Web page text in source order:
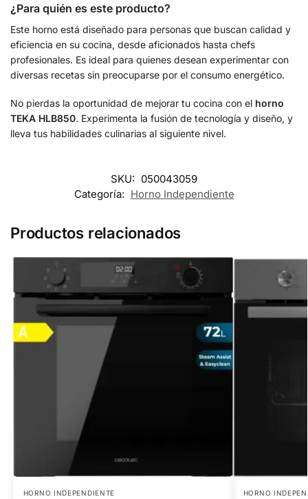
¿Para quién es este producto?
Este horno está diseñado para personas que buscan calidad y
eficiencia en su cocina, desde aficionados hasta chefs
profesionales. Es ideal para quienes desean experimentar con
diversas recetas sin preocuparse por el consumo energético.
No pierdas la oportunidad de mejorar tu cocina con el horno
TEKA HLB850. Experimenta la fusión de tecnología y diseño, y
lleva tus habilidades culinarias al siguiente nivel.
SKU: 050043059
Categoría: Horno Independiente
Productos relacionados
HORNO INDEPENDIENTE HORNO